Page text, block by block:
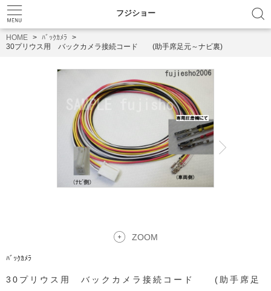
フジショー
HOME
ﾊﾞｯｸｶﾒﾗ
30プリウス用 バックカメラ接続コード (助手席足元～ナビ裏)
ZOOM
ﾊﾞｯｸｶﾒﾗ
30プリウス用 バックカメラ接続コード (助手席足